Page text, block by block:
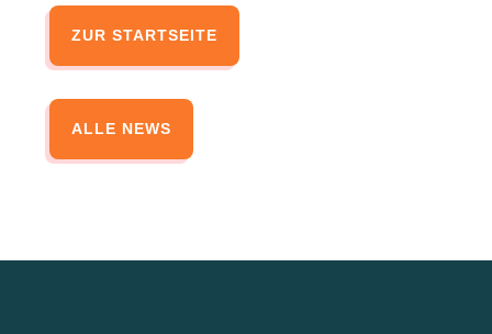
ZUR STARTSEITE
ALLE NEWS